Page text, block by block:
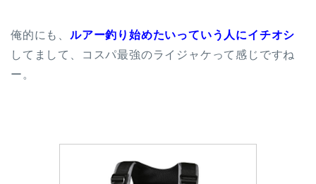
俺的にも、 ルアー釣り始めたいっていう人にイチオシ
してまして、コスパ最強のライジャケって感じですね
ー。